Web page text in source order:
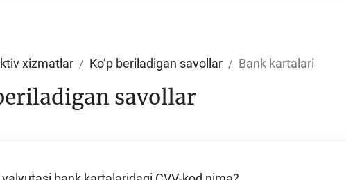
xizmatlar Ko‘p beriladigan savollar Bank kartalari
savollar